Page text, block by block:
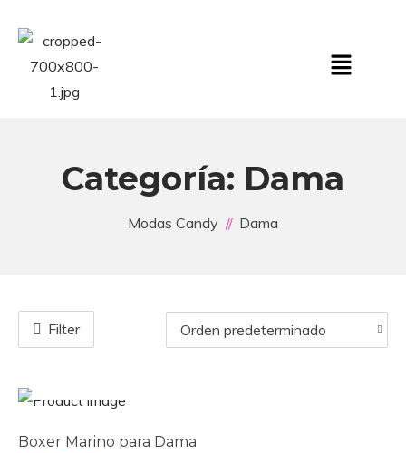
Categoría: Dama
Modas Candy Dama
Filter
Boxer Marino para Dama